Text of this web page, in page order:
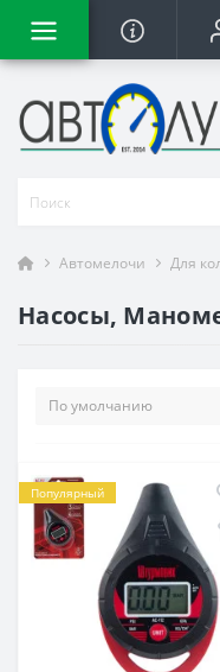
Автомелочи Для
Насосы,
Популярный